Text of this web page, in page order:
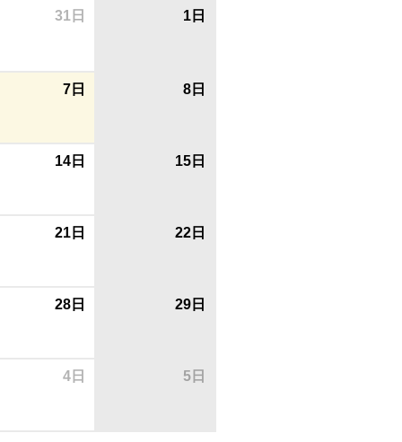
31日 1日
7日 8日
14日 15日
21日 22日
28日 29日
4日 5日